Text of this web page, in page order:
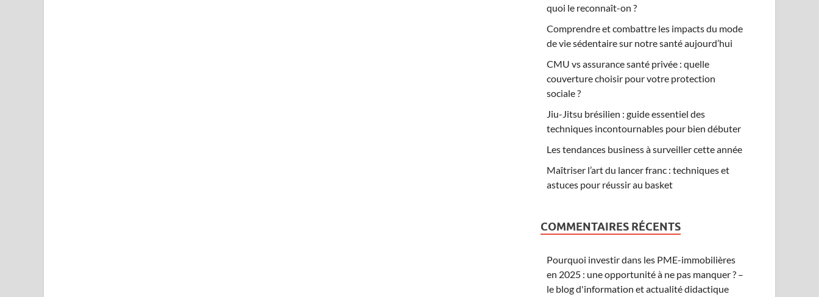
quoi le reconnaît-on ?
Comprendre et combattre les impacts du mode
de vie sédentaire sur notre santé aujourd’hui
CMU vs assurance santé privée : quelle
couverture choisir pour votre protection
sociale ?
Jiu-Jitsu brésilien : guide essentiel des
techniques incontournables pour bien débuter
Les tendances business à surveiller cette année
Maîtriser l’art du lancer franc : techniques et
astuces pour réussir au basket
COMMENTAIRES RÉCENTS
Pourquoi investir dans les PME-immobilières
en 2025 : une opportunité à ne pas manquer ? –
le blog d'information et actualité didactique